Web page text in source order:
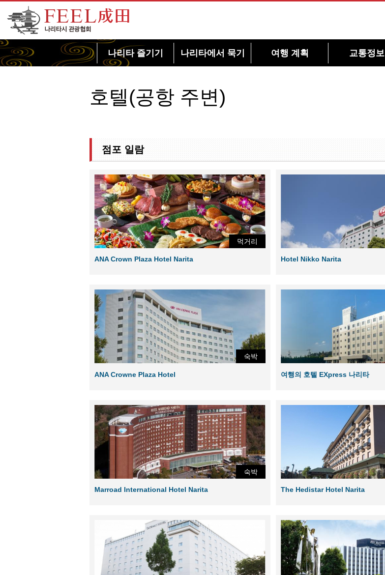
FEEL 나리타 나리타시 관광협회
나리타 즐기기 나리타에서 묵기 여행 계획 교통정보
호텔(공항 주변)
점포 일람
먹거리
ANA Crown Plaza Hotel Narita Hotel Nikko Narita
숙박
ANA Crowne Plaza Hotel 여행의 호텔 EXpress 나리타
숙박
Marroad International Hotel Narita The Hedistar Hotel Narita